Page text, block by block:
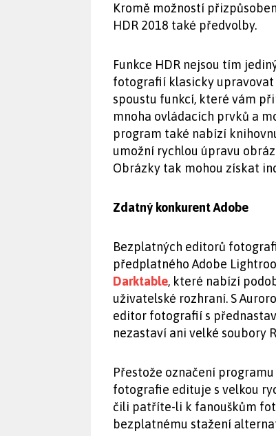
Kromě možností
HDR 2018 také předvolby.
Funkce HDR nejsou tím
fotografií klasicky upravovat
spoustu funkcí, které vám
mnoha ovládacích prvků a
program také nabízí
umožní rychlou úpravu
Obrázky tak mohou získat
Zdatný konkurent Adobe
Bezplatných editorů
předplatného Adobe
Darktable, které nabízí
uživatelské rozhraní. S
editor fotografií s
nezastaví ani velké soubory
Přestože označení
fotografie edituje s velkou
čili patříte-li k fanouškům
bezplatnému stažení